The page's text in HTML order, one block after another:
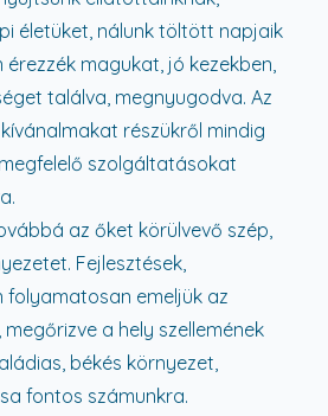
életüket, nálunk töltött napjaik
magukat, jó kezekben,
találva, megnyugodva. Az
részükről mindig
szolgáltatásokat
az őket körülvevő szép,
Fejlesztések,
folyamatosan emeljük az
a hely szellemének
békés környezet,
fontos számunkra.